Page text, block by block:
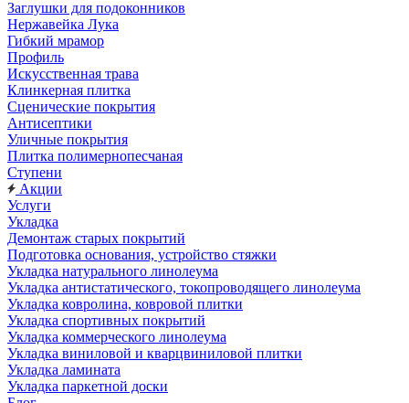
Заглушки для подоконников
Нержавейка Лука
Гибкий мрамор
Профиль
Искусственная трава
Клинкерная плитка
Сценические покрытия
Антисептики
Уличные покрытия
Плитка полимернопесчаная
Ступени
Акции
Услуги
Укладка
Демонтаж старых покрытий
Подготовка основания, устройство стяжки
Укладка натурального линолеума
Укладка антистатического, токопроводящего линолеума
Укладка ковролина, ковровой плитки
Укладка спортивных покрытий
Укладка коммерческого линолеума
Укладка виниловой и кварцвиниловой плитки
Укладка ламината
Укладка паркетной доски